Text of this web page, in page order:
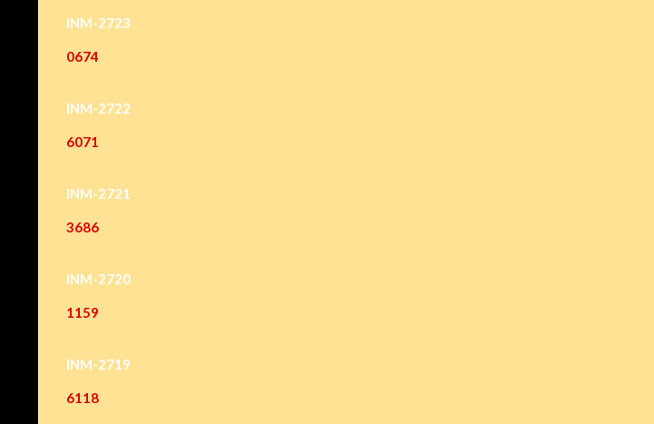
INM-2723
0674
INM-2722
6071
INM-2721
3686
INM-2720
1159
INM-2719
6118